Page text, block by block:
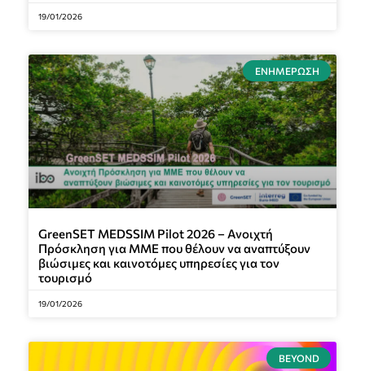
19/01/2026
ΕΝΗΜΈΡΩΣΗ
GreenSET MEDSSIM Pilot 2026 – Ανοιχτή
Πρόσκληση για ΜΜΕ που θέλουν να αναπτύξουν
βιώσιμες και καινοτόμες υπηρεσίες για τον
τουρισμό
19/01/2026
BEYOND